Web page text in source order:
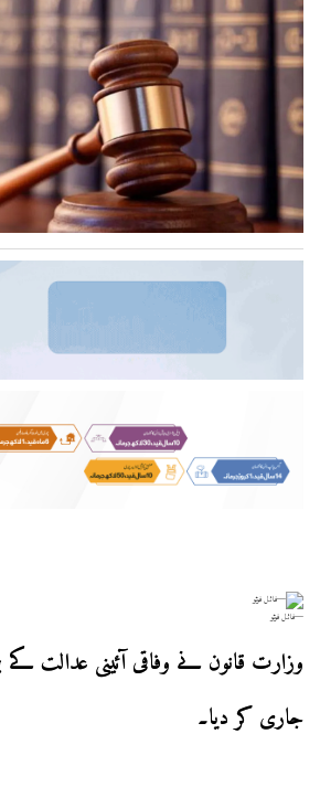
—فائل فوٹو
وزارت قانون نے وفاقی آئینی عدالت کے
جاری کر دیا۔